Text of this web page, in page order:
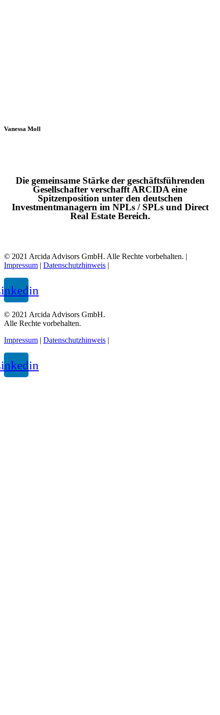
Vanessa Moll
Die gemeinsame Stärke der geschäftsführenden
Gesellschafter verschafft ARCIDA eine
Spitzenposition unter den deutschen
Investmentmanagern im NPLs / SPLs und Direct
Real Estate Bereich.
© 2021 Arcida Advisors GmbH. Alle Rechte vorbehalten. |
Impressum | Datenschutzhinweis |
© 2021 Arcida Advisors GmbH.
Alle Rechte vorbehalten.
Impressum | Datenschutzhinweis |